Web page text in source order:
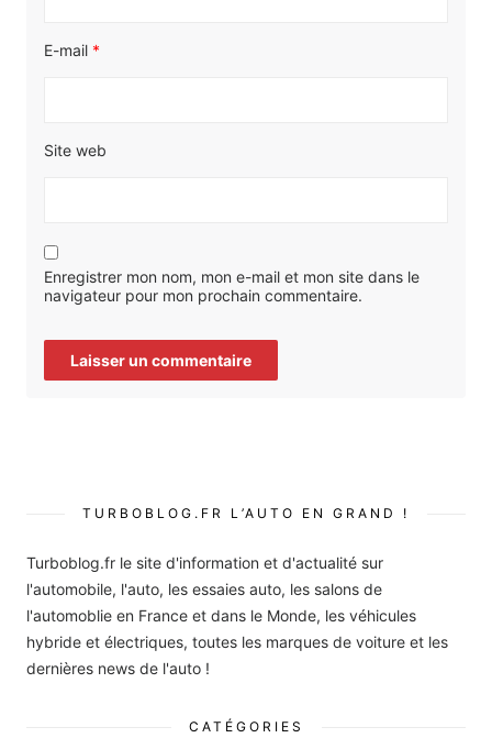
E-mail *
Site web
Enregistrer mon nom, mon e-mail et mon site dans le
navigateur pour mon prochain commentaire.
TURBOBLOG.FR L’AUTO EN GRAND !
Turboblog.fr le site d'information et d'actualité sur
l'automobile, l'auto, les essaies auto, les salons de
l'automoblie en France et dans le Monde, les véhicules
hybride et électriques, toutes les marques de voiture et les
dernières news de l'auto !
CATÉGORIES